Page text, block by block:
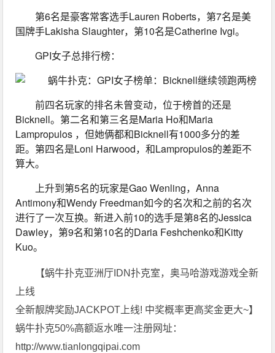
第6名是豪客常客选手Lauren Roberts，第7名是美
国牌手Lakisha Slaughter，第10名是Catherine Ivgi。
GPI女子总排行榜：
前四名玩家的排名未曾变动，位于榜首的还是
Bicknell。第二名和第三名是Maria Ho和Maria
Lampropulos ，但她俩都和Bicknell有1000多分的差
距。第四名是Loni Harwood，和Lampropulos的差距不
算大。
上升到第5名的玩家是Gao Wenling，Anna
Antimony和Wendy Freedman如今的名次和之前的名次
进行了一次互换。新进入前10的选手是第8名的Jessica
Dawley，第9名和第10名的Daria Feshchenko和Kitty
Kuo。
【蜗牛扑克亚洲厅IDN扑克室，奥马哈游戏游戏全新
上线
全新靓牌奖励JACKPOT上线! 中奖概率更高奖金更大~】
蜗牛扑克50%高额返水唯一注册网址：
http://www.tianlongqipai.com